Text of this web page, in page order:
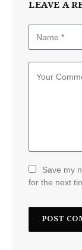
LEAVE A
Save my
for the next